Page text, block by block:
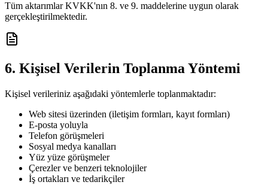
Tüm aktarımlar KVKK'nın 8. ve 9. maddelerine uygun olarak
gerçekleştirilmektedir.
6. Kişisel Verilerin Toplanma Yöntemi
Kişisel verileriniz aşağıdaki yöntemlerle toplanmaktadır:
Web sitesi üzerinden (iletişim formları, kayıt formları)
E-posta yoluyla
Telefon görüşmeleri
Sosyal medya kanalları
Yüz yüze görüşmeler
Çerezler ve benzeri teknolojiler
İş ortakları ve tedarikçiler